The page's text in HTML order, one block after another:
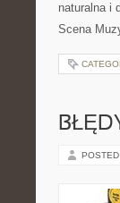
naturalna i
Scena